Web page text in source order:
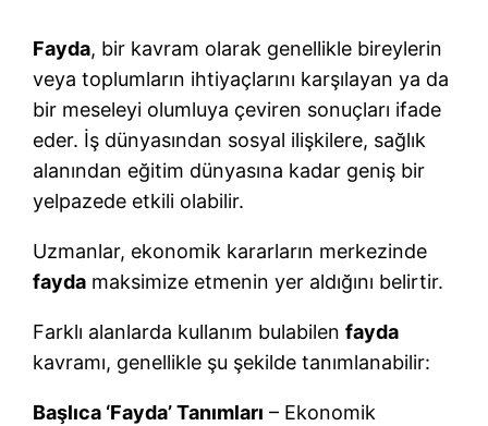
Fayda, bir kavram olarak genellikle bireylerin
veya toplumların ihtiyaçlarını karşılayan ya da
bir meseleyi olumluya çeviren sonuçları ifade
eder. İş dünyasından sosyal ilişkilere, sağlık
alanından eğitim dünyasına kadar geniş bir
yelpazede etkili olabilir.
Uzmanlar, ekonomik kararların merkezinde
fayda maksimize etmenin yer aldığını belirtir.
Farklı alanlarda kullanım bulabilenfayda
kavramı, genellikle şu şekilde tanımlanabilir:
Başlıca ‘Fayda’ Tanımları – Ekonomik